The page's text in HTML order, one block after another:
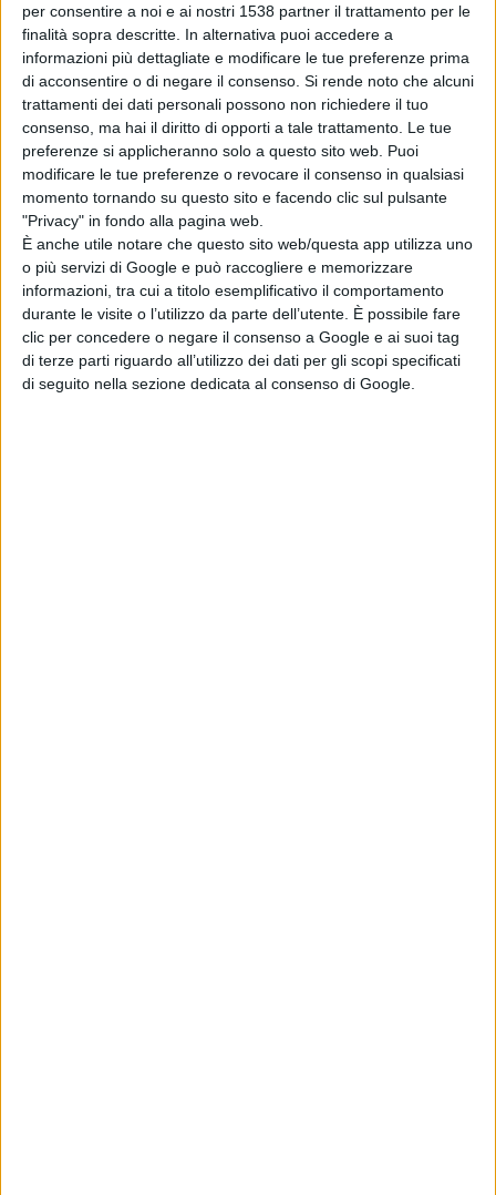
per consentire a noi e ai nostri 1538 partner il trattamento per le
finalità sopra descritte. In alternativa puoi accedere a
informazioni più dettagliate e modificare le tue preferenze prima
di acconsentire o di negare il consenso. Si rende noto che alcuni
trattamenti dei dati personali possono non richiedere il tuo
consenso, ma hai il diritto di opporti a tale trattamento. Le tue
preferenze si applicheranno solo a questo sito web. Puoi
modificare le tue preferenze o revocare il consenso in qualsiasi
momento tornando su questo sito e facendo clic sul pulsante
"Privacy" in fondo alla pagina web.
È anche utile notare che questo sito web/questa app utilizza uno
o più servizi di Google e può raccogliere e memorizzare
informazioni, tra cui a titolo esemplificativo il comportamento
durante le visite o l’utilizzo da parte dell’utente. È possibile fare
clic per concedere o negare il consenso a Google e ai suoi tag
di terze parti riguardo all’utilizzo dei dati per gli scopi specificati
di seguito nella sezione dedicata al consenso di Google.
All’ordine del giorno anche lo spostamento del terminal
dei bus turistici, dal prossimo 7 ottobre, al Parcheggio
Palatucci.
Tutti i soggetti coinvolti si sono confrontati in modo
costruttivo.
È stata concordata l’istituzione di un tavolo di lavoro
periodico per monitorare l’evolversi della situazione
durante il procedere dei lavori. Il prossimo
appuntamento è già fissato immediatamente dopo la